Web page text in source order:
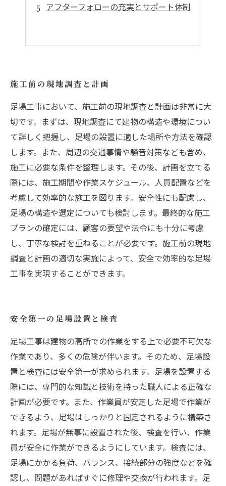
アフターフォローの充実とサポート体制
施工前の現地調査と計画
足場工事において、施工前の現地調査と計画は非常に大
切です。まずは、現地調査にて建物の構造や環境につい
て詳しく把握し、足場の設置に適した場所や方法を確認
します。また、周辺の交通事情や騒音対策なども含め、
施工に必要な条件を整理します。その後、計画を立てる
際には、施工期間や作業スケジュール、人員配置などを
考慮して効率的な施工を図ります。安全性にも配慮し、
足場の構造や選定についても検討します。最終的な施工
プランの確定には、顧客の要望や法令にも十分に考慮
し、丁寧な検討を重ねることが必要です。施工前の現地
調査と計画の適切な実施によって、安全で効率的な足場
工事を実現することができます。
安全第一の足場設置と検査
足場工事は建物の高所での作業をする上で必要不可欠な
作業であり、多くの危険が伴います。そのため、足場設
置と検査には安全第一が求められます。足場を設置する
際には、専門的な知識と技術を持った職人による正確な
計画が必要です。また、作業員が安定した足場で作業が
できるよう、足場はしっかりと固定されるように構築さ
れます。足場が無事に設置された後、検査を行い、作業
員が安全に作業ができるようにしています。検査には、
足場にかかる負荷、バランス、接続部分の強度などを確
認し、問題があればすぐに修理や交換が行われます。足